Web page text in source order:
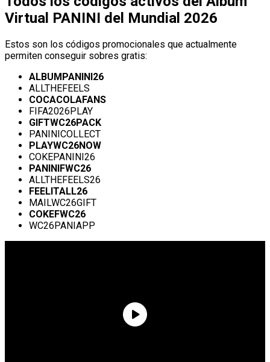
Virtual PANINI del Mundial 2026
Estos son los códigos promocionales que actualmente
permiten conseguir sobres gratis:
ALBUMPANINI26
ALLTHEFEELS
COCACOLAFANS
FIFA2026PLAY
GIFTWC26PACK
PANINICOLLECT
PLAYWC26NOW
COKEPANINI26
PANINIFWC26
ALLTHEFEELS26
FEELITALL26
MAILWC26GIFT
COKEFWC26
WC26PANIAPP